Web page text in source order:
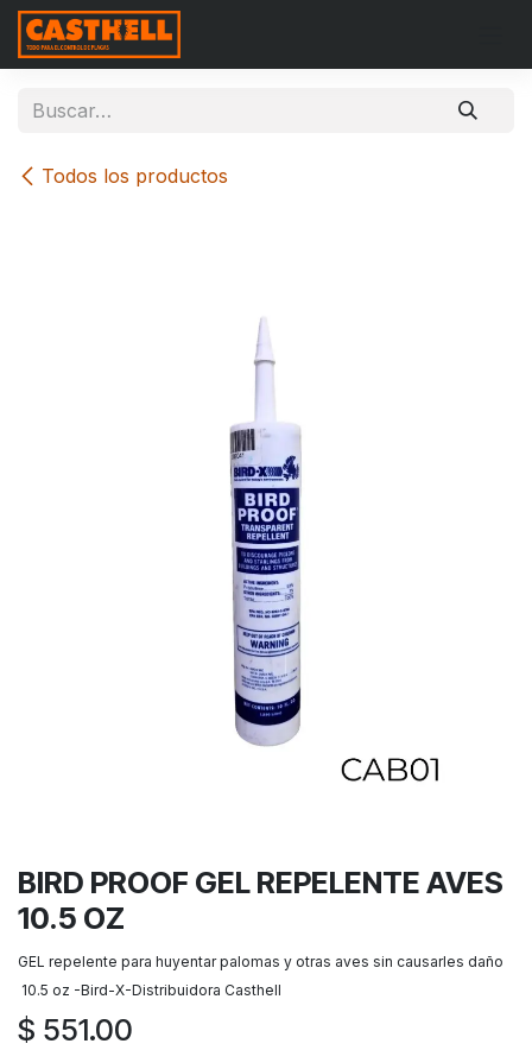
Ir al contenido
Todos los productos
BIRD PROOF GEL REPELENTE AVES
10.5 OZ
GEL repelente para huyentar palomas y otras aves sin causarles daño
10.5 oz -Bird-X-Distribuidora Casthell
$ 551.00